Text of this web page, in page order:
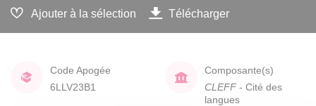
Ajouter à la sélection Télécharger
Code Apogée
6LLV23B1
Composante(s)
CLEFF - Cité des
langues